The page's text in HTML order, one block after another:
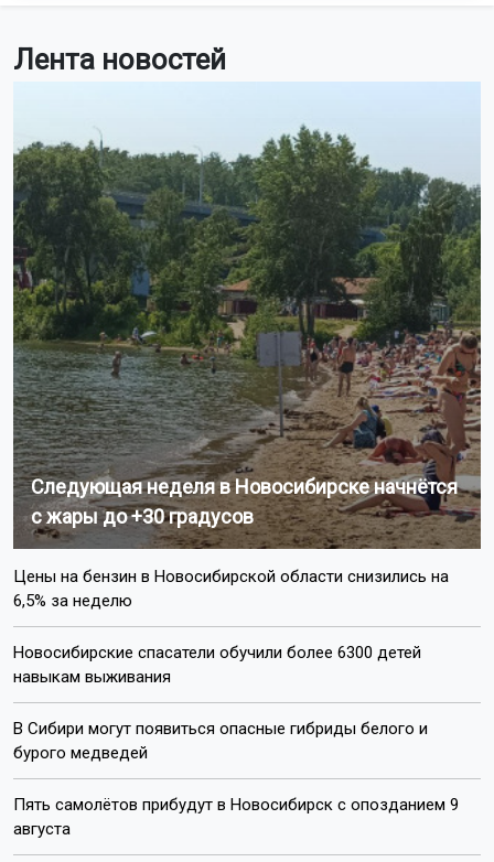
Лента новостей
Следующая неделя в Новосибирске начнётся
с жары до +30 градусов
Цены на бензин в Новосибирской области снизились на
6,5% за неделю
Новосибирские спасатели обучили более 6300 детей
навыкам выживания
В Сибири могут появиться опасные гибриды белого и
бурого медведей
Пять самолётов прибудут в Новосибирск с опозданием 9
августа